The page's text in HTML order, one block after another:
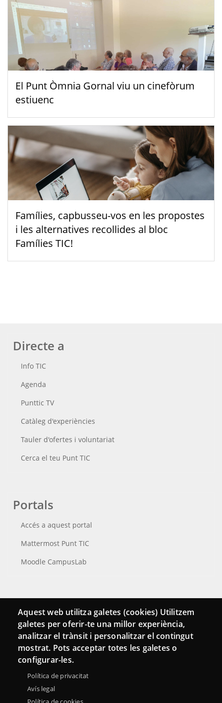
El Punt Òmnia Gornal viu un cinefòrum
estiuenc
Famílies, capbusseu-vos en les propostes
i les alternatives recollides al bloc
Famílies TIC!
Directe a
Info TIC
Agenda
Punttic TV
Catàleg d'experiències
Tauler d'ofertes i voluntariat
Cerca el teu Punt TIC
Portals
Accés a aquest portal
Mattermost Punt TIC
Moodle CampusLab
Connecta
Bustia de contacte
Butlletins
Aquest web utilitza galetes (cookies) Utilitzem
galetes per oferir-te una millor experiència,
analitzar el trànsit i personalitzar el contingut
mostrat. Pots acceptar totes les galetes o
configurar-les.
Política de privacitat
Avís legal